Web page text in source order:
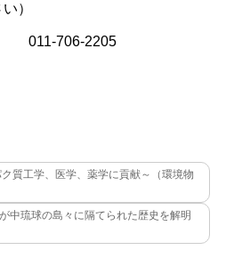
）
011-706-2205
質工学、医学、薬学に貢献～（環境物
中琉球の島々に隔てられた歴史を解明